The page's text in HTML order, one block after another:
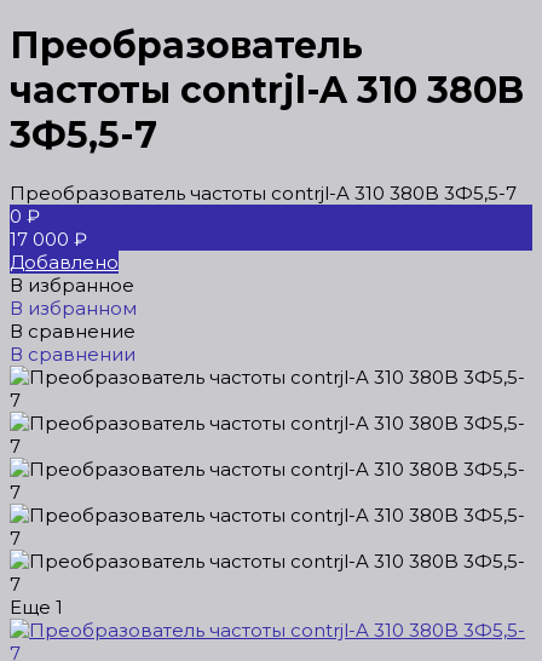
Преобразователь
частоты contrjl-A 310 380B
3Ф5,5-7
Преобразователь частоты contrjl-A 310 380B 3Ф5,5-7
0 ₽
17 000 ₽
Добавлено
В избранное
В избранном
В сравнение
В сравнении
Еще 1